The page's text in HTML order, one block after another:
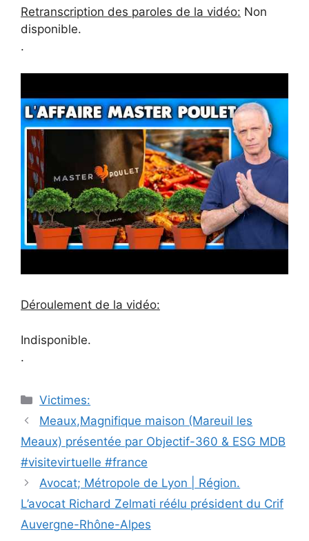
Retranscription des paroles de la vidéo: Non
disponible.
.
Déroulement de la vidéo:
Indisponible.
.
Catégories
Victimes:
Navigation
des
articles
Meaux,Magnifique maison (Mareuil les
Meaux) présentée par Objectif-360 & ESG MDB
#visitevirtuelle #france
Avocat; Métropole de Lyon | Région.
L’avocat Richard Zelmati réélu président du Crif
Auvergne-Rhône-Alpes